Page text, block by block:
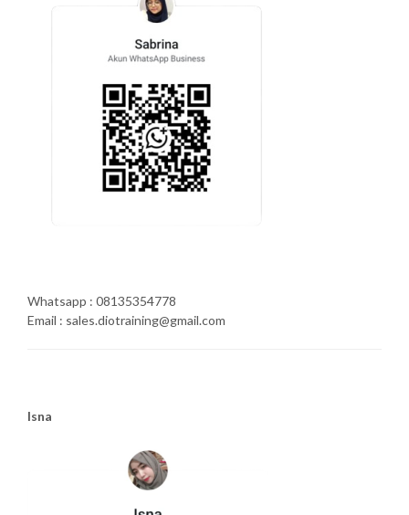
Whatsapp : 08135354778
Email : sales.diotraining@gmail.com
Isna